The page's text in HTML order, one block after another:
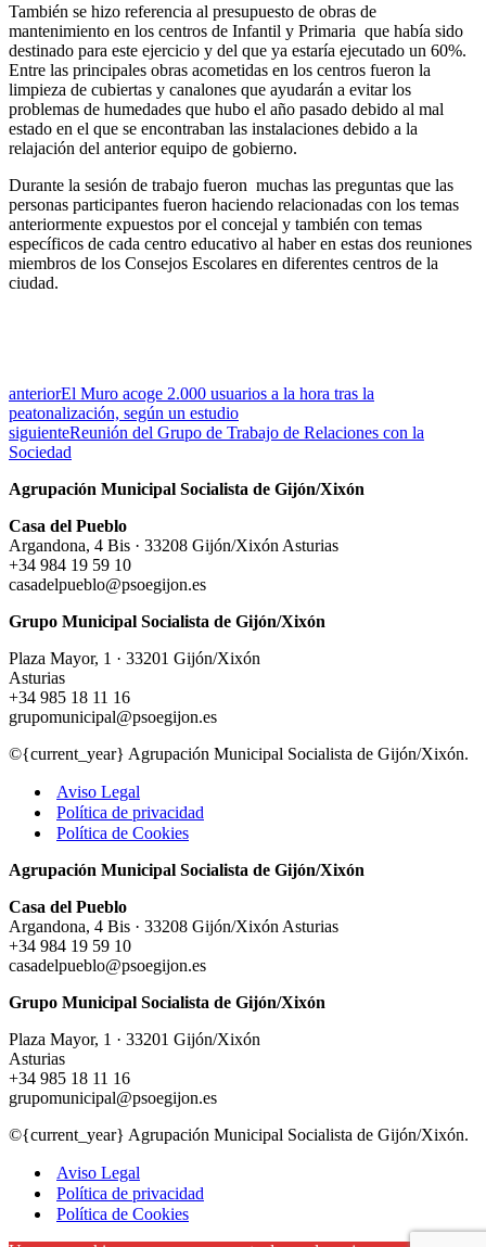
También se hizo referencia al presupuesto de obras de
mantenimiento en los centros de Infantil y Primaria que había sido
destinado para este ejercicio y del que ya estaría ejecutado un 60%.
Entre las principales obras acometidas en los centros fueron la
limpieza de cubiertas y canalones que ayudarán a evitar los
problemas de humedades que hubo el año pasado debido al mal
estado en el que se encontraban las instalaciones debido a la
relajación del anterior equipo de gobierno.
Durante la sesión de trabajo fueron muchas las preguntas que las
personas participantes fueron haciendo relacionadas con los temas
anteriormente expuestos por el concejal y también con temas
específicos de cada centro educativo al haber en estas dos reuniones
miembros de los Consejos Escolares en diferentes centros de la
ciudad.
anteriorEl Muro acoge 2.000 usuarios a la hora tras la
peatonalización, según un estudio
siguienteReunión del Grupo de Trabajo de Relaciones con la
Sociedad
Agrupación Municipal Socialista de Gijón/Xixón
Casa del Pueblo
Argandona, 4 Bis · 33208 Gijón/Xixón Asturias
+34 984 19 59 10
casadelpueblo@psoegijon.es
Grupo Municipal Socialista de Gijón/Xixón
Plaza Mayor, 1 · 33201 Gijón/Xixón
Asturias
+34 985 18 11 16
grupomunicipal@psoegijon.es
©{current_year} Agrupación Municipal Socialista de Gijón/Xixón.
Aviso Legal
Política de privacidad
Política de Cookies
Agrupación Municipal Socialista de Gijón/Xixón
Casa del Pueblo
Argandona, 4 Bis · 33208 Gijón/Xixón Asturias
+34 984 19 59 10
casadelpueblo@psoegijon.es
Grupo Municipal Socialista de Gijón/Xixón
Plaza Mayor, 1 · 33201 Gijón/Xixón
Asturias
+34 985 18 11 16
grupomunicipal@psoegijon.es
©{current_year} Agrupación Municipal Socialista de Gijón/Xixón.
Aviso Legal
Política de privacidad
Política de Cookies